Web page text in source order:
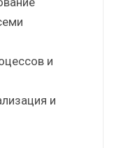
процесс,
из ряда